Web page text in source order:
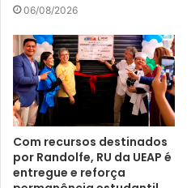
06/08/2026
Com recursos destinados
por Randolfe, RU da UEAP é
entregue e reforça